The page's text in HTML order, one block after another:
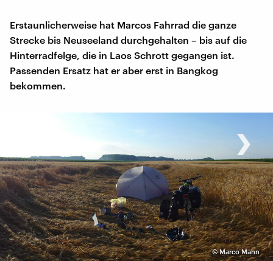
Erstaunlicherweise hat Marcos Fahrrad die ganze
Strecke bis Neuseeland durchgehalten – bis auf die
Hinterradfelge, die in Laos Schrott gegangen ist.
Passenden Ersatz hat er aber erst in Bangkog
bekommen.
©Marco Mahn
‹ ›